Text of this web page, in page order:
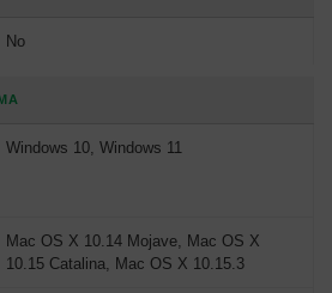
No
Windows 10, Windows 11
Mac OS X 10.14 Mojave, Mac OS X
10.15 Catalina, Mac OS X 10.15.3